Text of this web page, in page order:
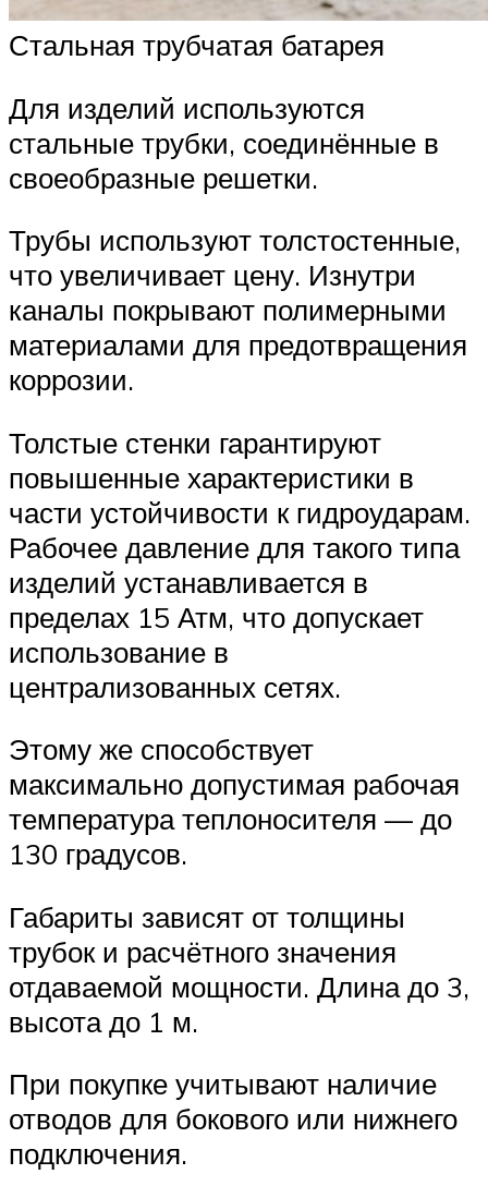
Стальная трубчатая батарея
Для изделий используются
стальные трубки, соединённые в
своеобразные решетки.
Трубы используют толстостенные,
что увеличивает цену. Изнутри
каналы покрывают полимерными
материалами для предотвращения
коррозии.
Толстые стенки гарантируют
повышенные характеристики в
части устойчивости к гидроударам.
Рабочее давление для такого типа
изделий устанавливается в
пределах 15 Атм, что допускает
использование в
централизованных сетях.
Этому же способствует
максимально допустимая рабочая
температура теплоносителя — до
130 градусов.
Габариты зависят от толщины
трубок и расчётного значения
отдаваемой мощности. Длина до 3,
высота до 1 м.
При покупке учитывают наличие
отводов для бокового или нижнего
подключения.